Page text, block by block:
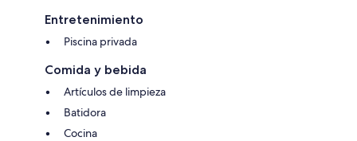
Entretenimiento
Piscina privada
Comida y bebida
Artículos de limpieza
Batidora
Cocina